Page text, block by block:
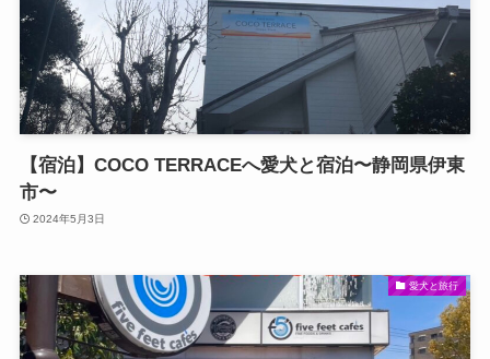
【宿泊】COCO TERRACEへ愛犬と宿泊〜静岡県伊東
市〜
2024年5月3日
愛犬と旅行